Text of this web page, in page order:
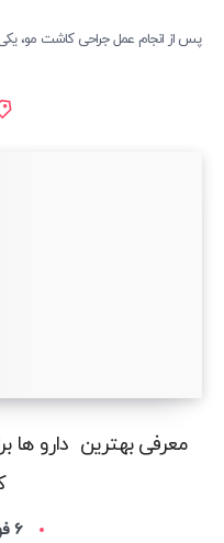
پس از انجام عمل جراحی کاشت مو،
معرفی بهترین دارو
6 فوریه, 2024